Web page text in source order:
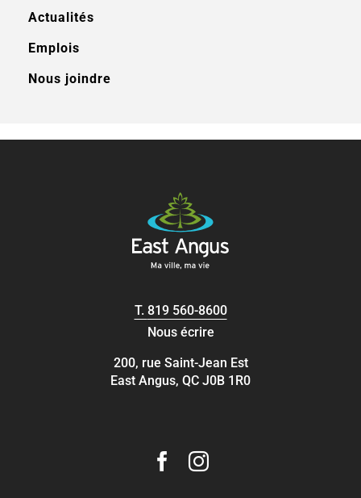
Actualités
Emplois
Nous joindre
T. 819 560-8600
Nous écrire
200, rue Saint-Jean Est
East Angus, QC J0B 1R0